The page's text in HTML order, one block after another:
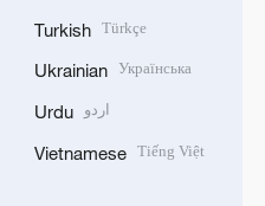
Turkish Türkçe
Ukrainian Українська
Urdu اردو
Vietnamese Tiếng Việt